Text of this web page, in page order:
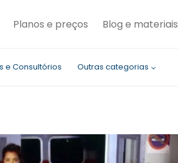
Planos e preços Blog e materiais
e Consultórios Outras categorias